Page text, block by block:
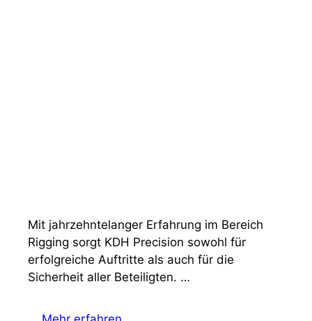
Mit jahrzehntelanger Erfahrung im Bereich
Rigging sorgt KDH Precision sowohl für
erfolgreiche Auftritte als auch für die
Sicherheit aller Beteiligten. …